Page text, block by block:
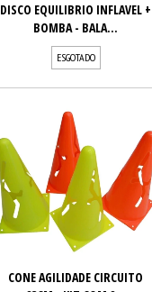
DISCO EQUILIBRIO INFLAVEL +
BOMBA - BALA...
ESGOTADO
CONE AGILIDADE CIRCUITO